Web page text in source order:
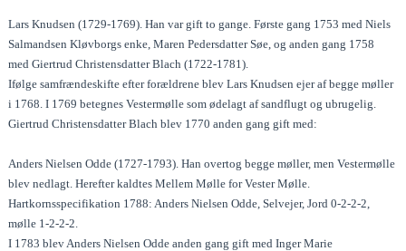
Lars Knudsen (1729-1769). Han var gift to gange. Første gang 1753 med Niels
Salmandsen Kløvborgs enke, Maren Pedersdatter Søe, og anden gang 1758
med Giertrud Christensdatter Blach (1722-1781).
Ifølge samfrændeskifte efter forældrene blev Lars Knudsen ejer af begge møller
i 1768. I 1769 betegnes Vestermølle som ødelagt af sandflugt og ubrugelig.
Giertrud Christensdatter Blach blev 1770 anden gang gift med:
Anders Nielsen Odde (1727-1793). Han overtog begge møller, men Vestermølle
blev nedlagt. Herefter kaldtes Mellem Mølle for Vester Mølle.
Hartkornsspecifikation 1788: Anders Nielsen Odde, Selvejer, Jord 0-2-2-2,
mølle 1-2-2-2.
I 1783 blev Anders Nielsen Odde anden gang gift med Inger Marie